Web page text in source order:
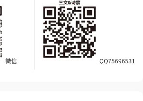
微信 QQ75696531